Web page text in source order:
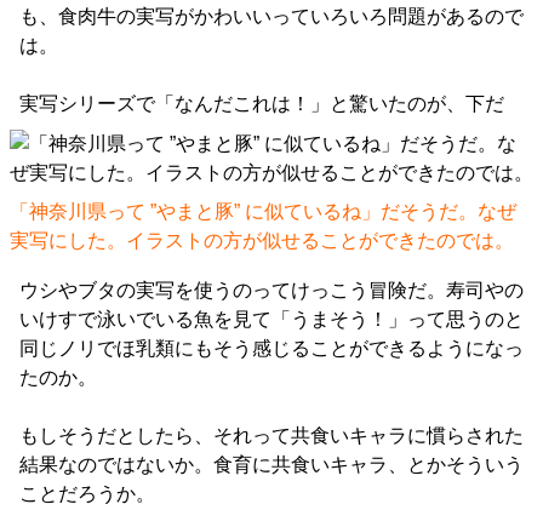
も、食肉牛の実写がかわいいっていろいろ問題があるので
は。
実写シリーズで「なんだこれは！」と驚いたのが、下だ
「神奈川県って ”やまと豚” に似ているね」だそうだ。なぜ
実写にした。イラストの方が似せることができたのでは。
ウシやブタの実写を使うのってけっこう冒険だ。寿司やの
いけすで泳いでいる魚を見て「うまそう！」って思うのと
同じノリでほ乳類にもそう感じることができるようになっ
たのか。
もしそうだとしたら、それって共食いキャラに慣らされた
結果なのではないか。食育に共食いキャラ、とかそういう
ことだろうか。